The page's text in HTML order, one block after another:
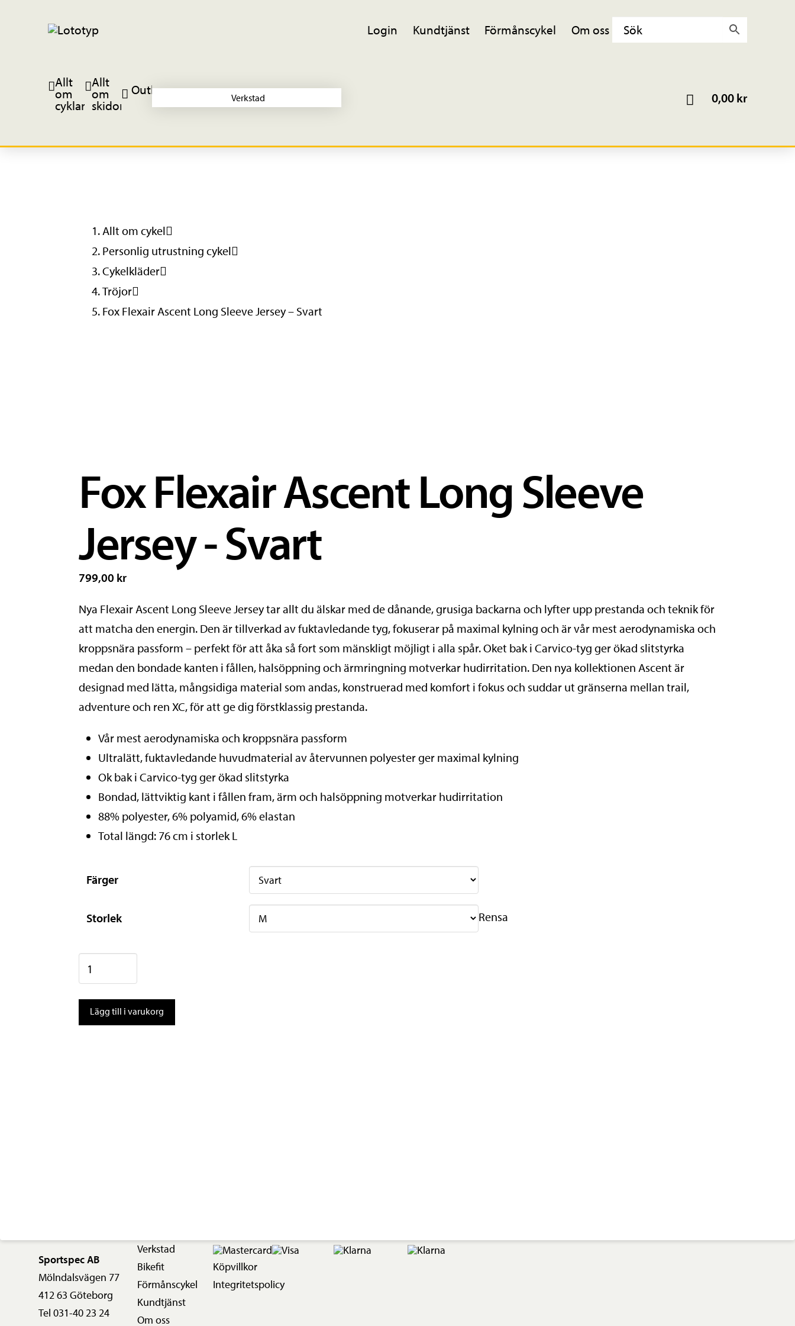
Login Kundtjänst Förmånscykel Om oss
Allt
om
cyklar
Allt
om
skidor
Outlet
Verkstad 0,00kr
Allt om cykel
Personlig utrustning cykel
Cykelkläder
Tröjor
Fox Flexair Ascent Long Sleeve Jersey – Svart
Fox Flexair Ascent Long Sleeve
Jersey - Svart
799,00 kr
Nya Flexair Ascent Long Sleeve Jersey tar allt du älskar med de dånande, grusiga backarna och lyfter upp prestanda och teknik för
att matcha den energin. Den är tillverkad av fuktavledande tyg, fokuserar på maximal kylning och är vår mest aerodynamiska och
kroppsnära passform – perfekt för att åka så fort som mänskligt möjligt i alla spår. Oket bak i Carvico-tyg ger ökad slitstyrka
medan den bondade kanten i fållen, halsöppning och ärmringning motverkar hudirritation. Den nya kollektionen Ascent är
designad med lätta, mångsidiga material som andas, konstruerad med komfort i fokus och suddar ut gränserna mellan trail,
adventure och ren XC, för att ge dig förstklassig prestanda.
Vår mest aerodynamiska och kroppsnära passform
Ultralätt, fuktavledande huvudmaterial av återvunnen polyester ger maximal kylning
Ok bak i Carvico-tyg ger ökad slitstyrka
Bondad, lättviktig kant i fållen fram, ärm och halsöppning motverkar hudirritation
88% polyester, 6% polyamid, 6% elastan
Total längd: 76 cm i storlek L
Färger
Storlek Rensa
Fox
Flexair
Ascent
Long
Lägg till i varukorg
Sportspec AB
Mölndalsvägen 77
412 63 Göteborg
Tel 031-40 23 24
Verkstad
Bikefit
Förmånscykel
Kundtjänst
Om oss
Köpvillkor
Integritetspolicy